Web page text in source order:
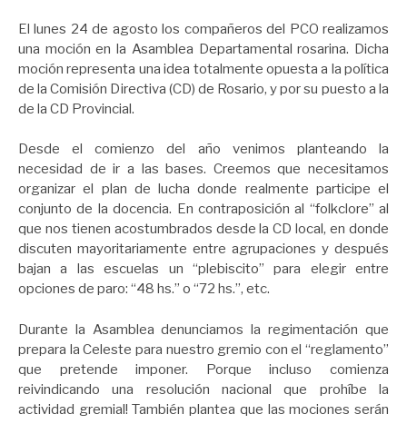
El lunes 24 de agosto los compañeros del PCO realizamos
una moción en la Asamblea Departamental rosarina. Dicha
moción representa una idea totalmente opuesta a la política
de la Comisión Directiva (CD) de Rosario, y por su puesto a la
de la CD Provincial.
Desde el comienzo del año venimos planteando la
necesidad de ir a las bases. Creemos que necesitamos
organizar el plan de lucha donde realmente participe el
conjunto de la docencia. En contraposición al “folkclore” al
que nos tienen acostumbrados desde la CD local, en donde
discuten mayoritariamente entre agrupaciones y después
bajan a las escuelas un “plebiscito” para elegir entre
opciones de paro: “48 hs.” o “72 hs.”, etc.
Durante la Asamblea denunciamos la regimentación que
prepara la Celeste para nuestro gremio con el “reglamento”
que pretende imponer. Porque incluso comienza
reivindicando una resolución nacional que prohíbe la
actividad gremial! También plantea que las mociones serán